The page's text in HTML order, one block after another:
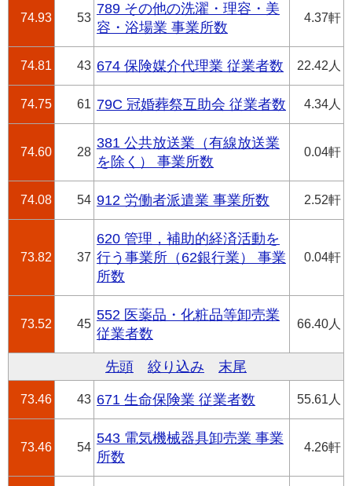
74.93 53
789 その他の洗濯・理容・美
容・浴場業 事業所数
4.37軒
74.81 43 674 保険媒介代理業 従業者数 22.42人
74.75 61 79C 冠婚葬祭互助会 従業者数 4.34人
74.60 28
381 公共放送業（有線放送業
を除く） 事業所数
0.04軒
74.08 54 912 労働者派遣業 事業所数 2.52軒
73.82 37
620 管理，補助的経済活動を
行う事業所（62銀行業） 事業
所数
0.04軒
73.52 45
552 医薬品・化粧品等卸売業
従業者数
66.40人
先頭 絞り込み 末尾
73.46 43 671 生命保険業 従業者数 55.61人
73.46 54
543 電気機械器具卸売業 事業
所数
4.26軒